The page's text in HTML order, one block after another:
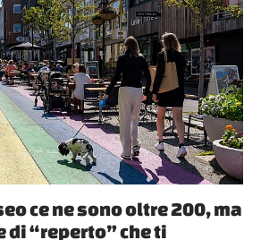
ce ne sono oltre 200, ma
di “reperto” che ti